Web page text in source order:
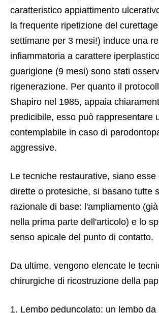
caratteristico appiattimento
la frequente ripetizione del
settimane per 3 mesi!) induce una
infiammatoria a carattere
guarigione (9 mesi) sono stati
rigenerazione. Per quanto il
Shapiro nel 1985, appaia
predicibile, esso può rappresentare
contemplabile in caso di
aggressive.
Le tecniche restaurative, siano esse
dirette o protesiche, si basano tutte
razionale di base: l'ampliamento
nella prima parte dell'articolo) e lo
senso apicale del punto di contatto.
Da ultime, vengono elencate le
chirurgiche di ricostruzione della
1. Lembo peduncolato: un lembo da